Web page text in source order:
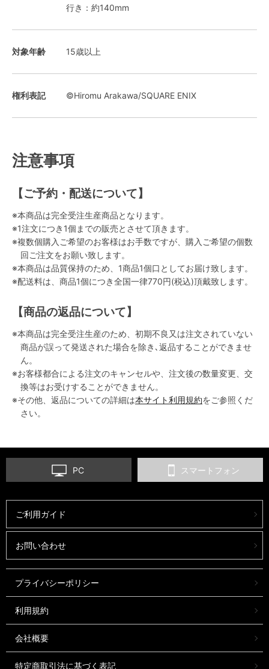
行き：約140mm
対象年齢 15歳以上
権利表記 ©Hiromu Arakawa/SQUARE ENIX
注意事項
【ご予約・配送について】
※本商品は完全受注生産商品となります。
※1注文につき1個までの販売とさせて頂きます。
※複数個購入ご希望のお客様はお手数ですが、購入ご希望の個数
回ご注文をお願い致します。
※本商品は品質保持のため、1商品1個口としてお届け致します。
※配送料は、商品1個につき全国一律770円(税込)頂戴致します。
【商品の返品について】
※本商品は完全受注生産のため、初期不良又は注文されていない
商品が誤って発送された場合を除き､返品することができませ
ん。
※お客様都合による注文のキャンセルや、注文後の数量変更、交
換等はお受けすることができません。
※その他、返品についての詳細は本サイト利用規約をご参照くだ
さい。
PC スマートフォン
ご利用ガイド
お問い合わせ
プライバシーポリシー
利用規約
会社概要
特定商取引法に基づく表記